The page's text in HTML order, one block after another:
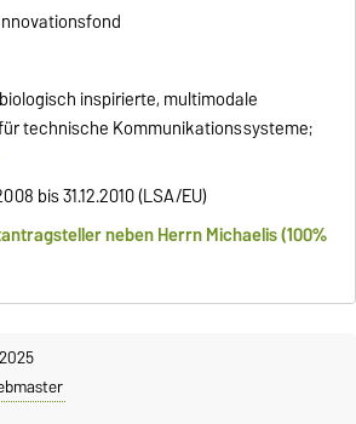
inspirierte, multimodale
technische Kommunikationssysteme;
bis 31.12.2010 (LSA/EU)
neben Herrn Michaelis (100%